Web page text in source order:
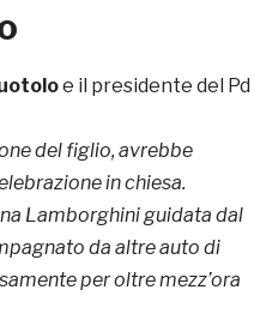
e il presidente del Pd
del figlio, avrebbe
in chiesa.
Lamborghini guidata dal
da altre auto di
per oltre mezz’ora